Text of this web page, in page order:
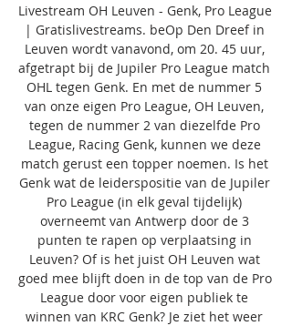
Livestream OH Leuven - Genk, Pro League
| Gratislivestreams. beOp Den Dreef in
Leuven wordt vanavond, om 20. 45 uur,
afgetrapt bij de Jupiler Pro League match
OHL tegen Genk. En met de nummer 5
van onze eigen Pro League, OH Leuven,
tegen de nummer 2 van diezelfde Pro
League, Racing Genk, kunnen we deze
match gerust een topper noemen. Is het
Genk wat de leiderspositie van de Jupiler
Pro League (in elk geval tijdelijk)
overneemt van Antwerp door de 3
punten te rapen op verplaatsing in
Leuven? Of is het juist OH Leuven wat
goed mee blijft doen in de top van de Pro
League door voor eigen publiek te
winnen van KRC Genk? Je ziet het weer